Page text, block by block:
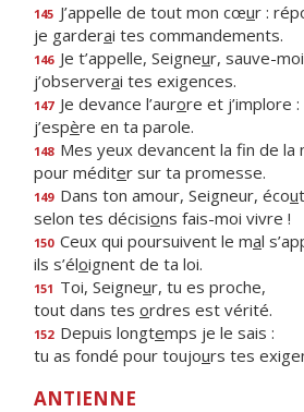
145 J’appelle de tout mon cœur :
je garderai tes commandements.
146 Je t’appelle, Seigneur, sauve-
j’observerai tes exigences.
147 Je devance l’aurore et j’implore :
j’espère en ta parole.
148 Mes yeux devancent la fn de la
pour méditer sur ta promesse.
149 Dans ton amour, Seigneur, écou
selon tes décisions fais-moi vivre !
150 Ceux qui poursuivent le mal
ils s’éloignent de ta loi.
151 Toi, Seigneur, tu es proche,
tout dans tes ordres est vérité.
152 Depuis longtemps je le sais :
tu as fondé pour toujours tes
ANTIENNE